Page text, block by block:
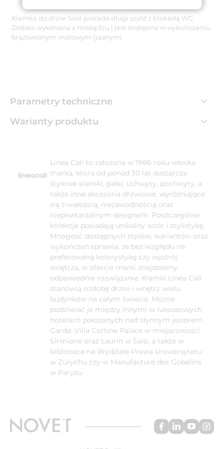
Klamka do drzwi Sissi posiada długi szyld z blokadą WC.
Została wykonana z mosiądzu i jest dostępna w wykończeniu
brązowionym matowym (jasnym).
Parametry techniczne
Warianty produktu
Linea Cali to założona w 1986 roku włoska
marka, która od ponad 30 lat dostarcza
stylowe klamki, gałki, uchwyty, pochwyty, a
także inne akcesoria drzwiowe, wyróżniające
się trwałością, niezawodnością oraz
niepowtarzalnym designem. Poszczególne
kolekcje posiadają unikalny wzór i stylistykę.
Mnogość dostępnych stylów, wariantów oraz
wykończeń sprawia, że bez względu na
preferowaną kolorystykę czy wystrój
wnętrza, w ofercie marki znajdziemy
odpowiednie rozwiązanie. Klamki Linea Cali
stanowią ozdobę drzwi i wnętrz wielu
budynków na całym świecie. Można
podziwiać je między innymi w luksusowych
hotelach położonych nad słynnym jeziorem
Garda: Villa Cortine Palace w miejscowości
Sirmione oraz Laurin w Saló, a także w
bibliotece na Wydziale Prawa Uniwersytetu
w Zurychu czy w Manufacture des Gobelins
w Paryżu.